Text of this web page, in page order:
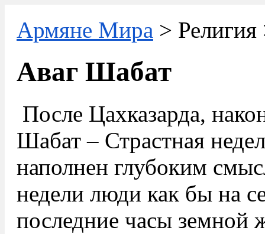
Армяне Мира >
Аваг Шабат
После Цахказарда,
Шабат – Страстная
наполнен глубоким
недели люди как бы на
последние часы земной